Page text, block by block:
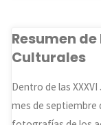
Resumen
Culturales
Dentro de las
mes de septiembre